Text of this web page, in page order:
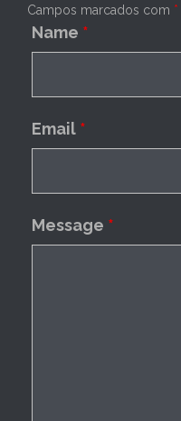
Campos marcados com *
Name *
Email *
Message *